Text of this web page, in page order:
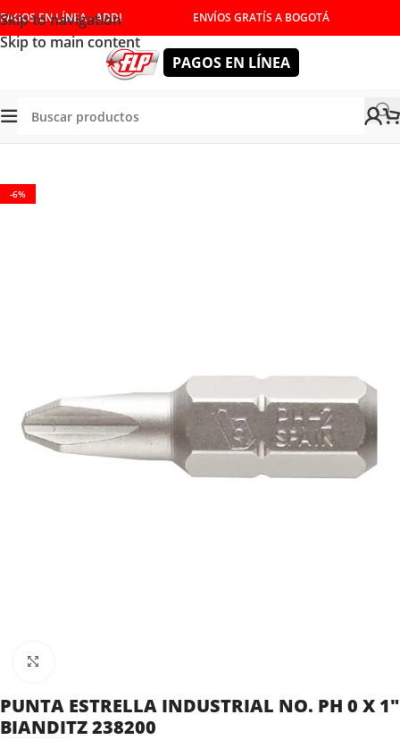
Skip to navigation
Skip to main content
PAGOS EN LÍNEA - ADDI ENVÍOS GRATÍS A BOGOTÁ
PAGOS EN LÍNEA
/DESTORNILLADORES Y LLAVES DESTORNILLADOR
-6%
PUNTA ESTRELLA INDUSTRIAL NO. PH 0 X 1″
BIANDITZ 238200